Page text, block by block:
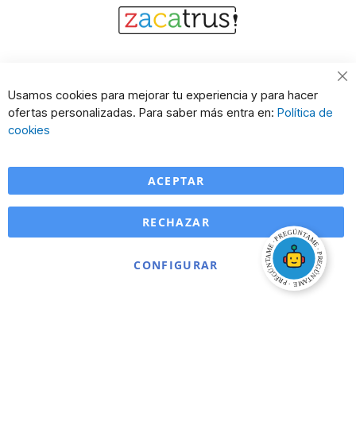
Usamos cookies para mejorar tu experiencia y para hacer
ofertas personalizadas. Para saber más entra en: Política de
cookies
ACEPTAR
CONFIGURAR
RECHAZAR